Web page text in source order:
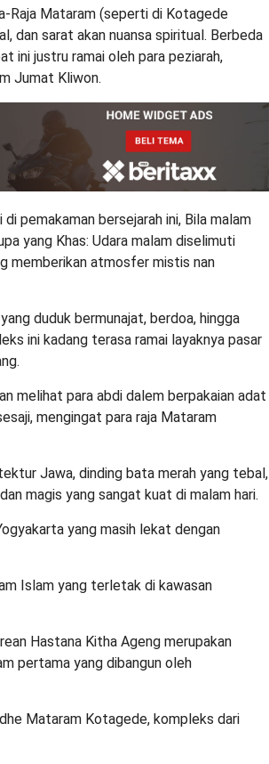
Raja Mataram (seperti di Kotagede
dan sarat akan nuansa spiritual. Berbeda
ini justru ramai oleh para peziarah,
Jumat Kliwon.
pemakaman bersejarah ini, Bila malam
yang Khas: Udara malam diselimuti
memberikan atmosfer mistis nan
duduk bermunajat, berdoa, hingga
ini kadang terasa ramai layaknya pasar
melihat para abdi dalem berpakaian adat
mengingat para raja Mataram
Jawa, dinding bata merah yang tebal,
magis yang sangat kuat di malam hari.
yang masih lekat dengan
Islam yang terletak di kawasan
Hastana Kitha Ageng merupakan
pertama yang dibangun oleh
Mataram Kotagede, kompleks dari